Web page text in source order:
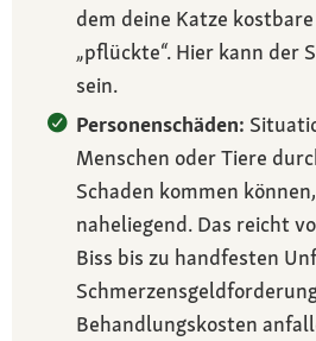
dem deine Katze
„pflückte“. Hier kann der
sein.
Personenschäden:
Menschen oder Tiere
Schaden kommen
naheliegend. Das reicht
Biss bis zu handfesten
Behandlungskosten